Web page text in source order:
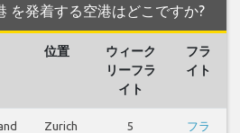
を発着する空港はどこですか?
位置
ウィーク
リーフラ
イト
フラ
イト
Zurich 5
フラ